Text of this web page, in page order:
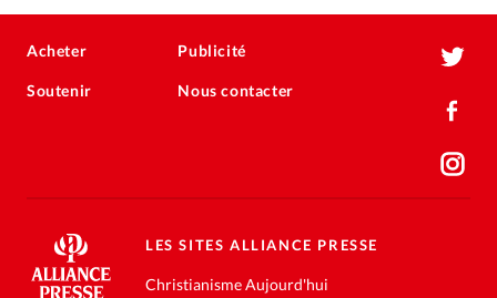
Acheter
Soutenir
Publicité
Nous contacter
LES SITES ALLIANCE PRESSE
Christianisme Aujourd'hui